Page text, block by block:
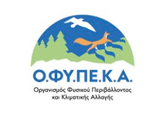
περιεχόμενο